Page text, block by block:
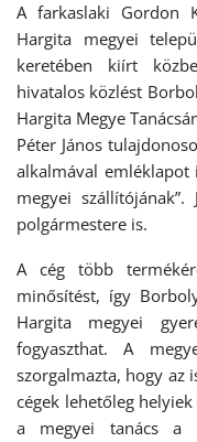
A farkaslaki Gordon
Hargita megyei
keretében kiírt
hivatalos közlést
Hargita Megye
Péter János
alkalmával emléklapot
megyei
polgármestere is.
A cég több
minősítést, így
Hargita megyei
fogyaszthat. A
szorgalmazta, hogy az
cégek lehetőleg
a megyei tanács a